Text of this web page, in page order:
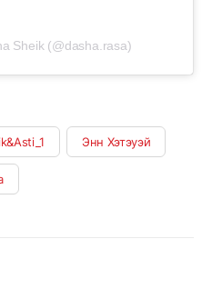
Sheik (@dasha.rasa)
Энн Хэтэуэй